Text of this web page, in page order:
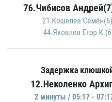
76.Чибисов
21.Кошелев Семён(6)
44.Яковлев Егор
Задержка
12.Неколенко
2 минуты / 05:17 -